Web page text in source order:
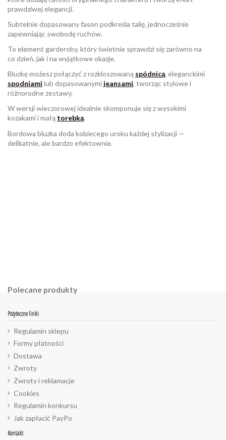
prawdziwej elegancji.
Subtelnie dopasowany fason podkreśla talię, jednocześnie
zapewniając swobodę ruchów.
To element garderoby, który świetnie sprawdzi się zarówno na
co dzień, jak i na wyjątkowe okazje.
Bluzkę możesz połączyć z rozkloszowaną spódnicą, eleganckimi
spodniami lub dopasowanymi jeansami, tworząc stylowe i
różnorodne zestawy.
W wersji wieczorowej idealnie skomponuje się z wysokimi
kozakami i małą torebką.
Bordowa bluzka doda kobiecego uroku każdej stylizacji —
delikatnie, ale bardzo efektownie.
Polecane produkty
Pożyteczne linki
Regulamin sklepu
Formy płatności
Dostawa
Zwroty
Zwroty i reklamacje
Cookies
Regulamin konkursu
Jak zapłacić PayPo
Kontakt